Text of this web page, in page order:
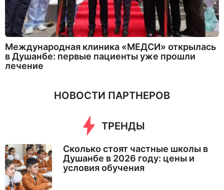
Международная клиника «МЕДСИ» открылась
в Душанбе: первые пациенты уже прошли
лечение
НОВОСТИ ПАРТНЕРОВ
ТРЕНДЫ
Сколько стоят частные школы в
Душанбе в 2026 году: цены и
условия обучения